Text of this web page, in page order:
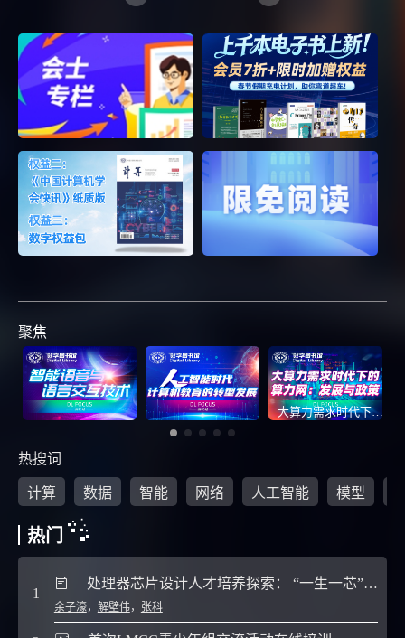
on JBPM for in-depth of research,including
defined language,workflow development
steps,workflow lasting of database map,affairs
management,records log and process design
device,etc.Under workflow engine JBPM and JPDL
aspects of practice experience in its foundation
established based on JBPM schema of work flow
management system to achieve better achieve
process management,streamline processes,system
design and development purposes.Thereby reducing
the coupling between code and save software
development costs and improve software
development efficiency,improve system
码上提取特征,以此避免传统检测中专家知识的
而准确地学习训练。通过对1267个恶意样本和
1200个善意样本进行测试,结果显示模型整体的
检测准确率最高可以达到98.34%。实验进一步
比较了该模型和其他算法的检测结果,并对比了
相关工作的检测效果,结果表明该模型有更好的
准确率和鲁棒性。
聚焦
大算力需求时代下的算力网：发展与政策
热搜词
计算 数据 智能 网络 人工智能 模型
热门
1
处理器芯片设计人才培养探索： “一生一芯”计划实践经验与教训
余子濠， 解壁伟， 张科